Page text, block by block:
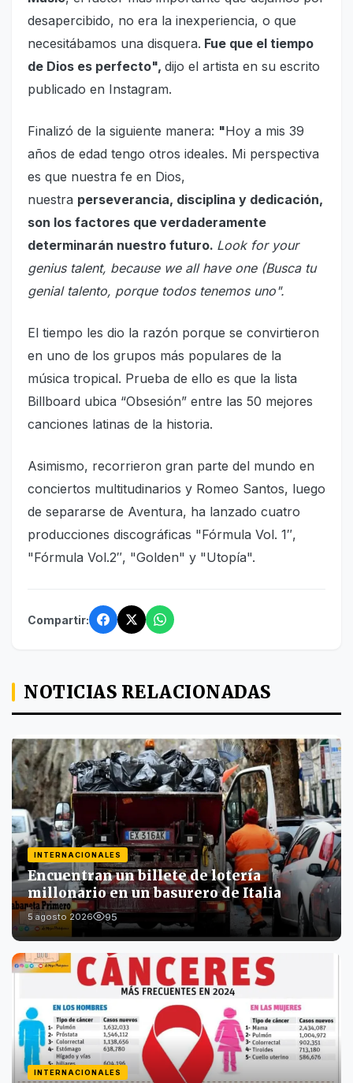
desapercibido, no era la inexperiencia, o que
necesitábamos una disquera. Fue que el tiempo
de Dios es perfecto", dijo el artista en su escrito
publicado en Instagram.
Finalizó de la siguiente manera: "Hoy a mis 39
años de edad tengo otros ideales. Mi perspectiva
es que nuestra fe en Dios,
nuestra perseverancia, disciplina y dedicación,
son los factores que verdaderamente
determinarán nuestro futuro. Look for your
genius talent, because we all have one (Busca tu
genial talento, porque todos tenemos uno".
El tiempo les dio la razón porque se convirtieron
en uno de los grupos más populares de la
música tropical. Prueba de ello es que la lista
Billboard ubica “Obsesión” entre las 50 mejores
canciones latinas de la historia.
Asimismo, recorrieron gran parte del mundo en
conciertos multitudinarios y Romeo Santos, luego
de separarse de Aventura, ha lanzado cuatro
producciones discográficas "Fórmula Vol. 1″,
"Fórmula Vol.2″, "Golden" y "Utopía".
Compartir:
NOTICIAS RELACIONADAS
INTERNACIONALES
Encuentran un billete de lotería
millonario en un basurero de Italia
5 agosto 2026 95
INTERNACIONALES